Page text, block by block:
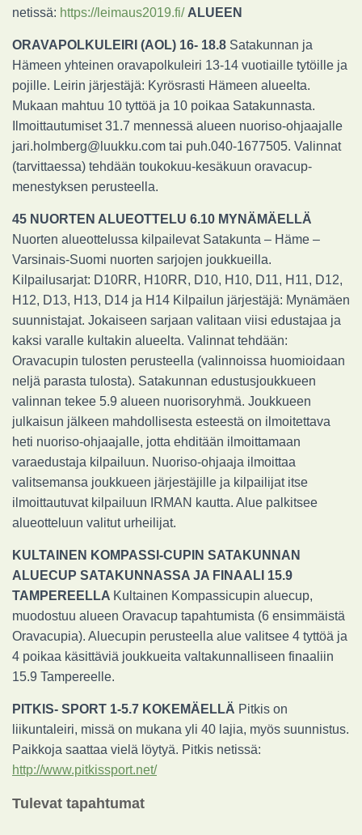
netissä: https://leimaus2019.fi/ ALUEEN
ORAVAPOLKULEIRI (AOL) 16- 18.8 Satakunnan ja
Hämeen yhteinen oravapolkuleiri 13-14 vuotiaille tytöille ja
pojille. Leirin järjestäjä: Kyrösrasti Hämeen alueelta.
Mukaan mahtuu 10 tyttöä ja 10 poikaa Satakunnasta.
Ilmoittautumiset 31.7 mennessä alueen nuoriso-ohjaajalle
jari.holmberg@luukku.com tai puh.040-1677505. Valinnat
(tarvittaessa) tehdään toukokuu-kesäkuun oravacup-
menestyksen perusteella.
45 NUORTEN ALUEOTTELU 6.10 MYNÄMÄELLÄ
Nuorten alueottelussa kilpailevat Satakunta – Häme –
Varsinais-Suomi nuorten sarjojen joukkueilla.
Kilpailusarjat: D10RR, H10RR, D10, H10, D11, H11, D12,
H12, D13, H13, D14 ja H14 Kilpailun järjestäjä: Mynämäen
suunnistajat. Jokaiseen sarjaan valitaan viisi edustajaa ja
kaksi varalle kultakin alueelta. Valinnat tehdään:
Oravacupin tulosten perusteella (valinnoissa huomioidaan
neljä parasta tulosta). Satakunnan edustusjoukkueen
valinnan tekee 5.9 alueen nuorisoryhmä. Joukkueen
julkaisun jälkeen mahdollisesta esteestä on ilmoitettava
heti nuoriso-ohjaajalle, jotta ehditään ilmoittamaan
varaedustaja kilpailuun. Nuoriso-ohjaaja ilmoittaa
valitsemansa joukkueen järjestäjille ja kilpailijat itse
ilmoittautuvat kilpailuun IRMAN kautta. Alue palkitsee
alueotteluun valitut urheilijat.
KULTAINEN KOMPASSI-CUPIN SATAKUNNAN
ALUECUP SATAKUNNASSA JA FINAALI 15.9
TAMPEREELLA Kultainen Kompassicupin aluecup,
muodostuu alueen Oravacup tapahtumista (6 ensimmäistä
Oravacupia). Aluecupin perusteella alue valitsee 4 tyttöä ja
4 poikaa käsittäviä joukkueita valtakunnalliseen finaaliin
15.9 Tampereelle.
PITKIS- SPORT 1-5.7 KOKEMÄELLÄ Pitkis on
liikuntaleiri, missä on mukana yli 40 lajia, myös suunnistus.
Paikkoja saattaa vielä löytyä. Pitkis netissä:
http://www.pitkissport.net/
Tulevat tapahtumat